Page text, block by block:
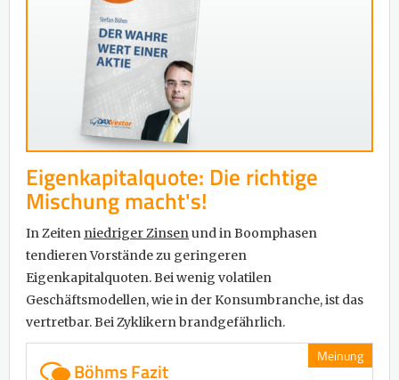
Eigenkapitalquote: Die richtige
Mischung macht's!
In Zeiten niedriger Zinsenund in Boomphasen
tendieren Vorstände zu geringeren
Eigenkapitalquoten. Bei wenig volatilen
Geschäftsmodellen, wie in der Konsumbranche, ist das
vertretbar. Bei Zyklikern brandgefährlich.
Meinung
Böhms Fazit